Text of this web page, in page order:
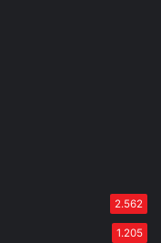
2.562
1.205